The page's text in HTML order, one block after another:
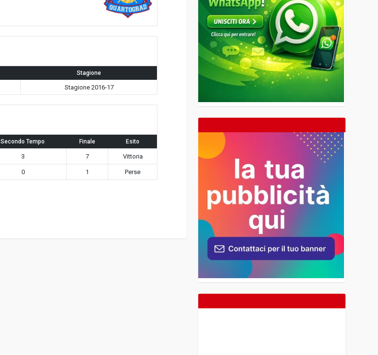
Stagione
Stagione 2016-17
Secondo Tempo Finale Esito
3 7 Vittoria
0 1 Perse